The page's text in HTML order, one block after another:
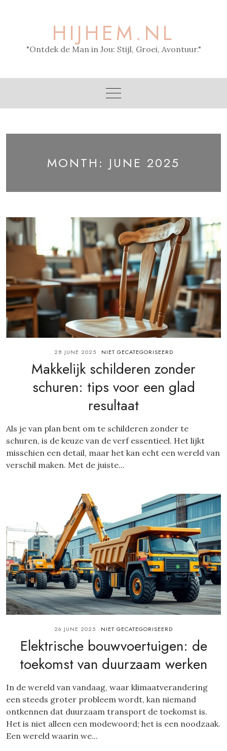
HIJHEM.NL
"Ontdek de Man in Jou: Stijl, Groei, Avontuur."
MONTH: JUNE 2025
28 JUNE 2025 NIET GECATEGORISEERD
Makkelijk schilderen zonder
schuren: tips voor een glad
resultaat
Als je van plan bent om te schilderen zonder te
schuren, is de keuze van de verf essentieel. Het lijkt
misschien een detail, maar het kan echt een wereld van
verschil maken. Met de juiste...
26 JUNE 2025 NIET GECATEGORISEERD
Elektrische bouwvoertuigen: de
toekomst van duurzaam werken
In de wereld van vandaag, waar klimaatverandering
een steeds groter probleem wordt, kan niemand
ontkennen dat duurzaam transport de toekomst is.
Het is niet alleen een modewoord; het is een noodzaak.
Een wereld waarin we...